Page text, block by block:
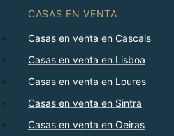
CASAS EN VENTA
Casas en venta en Cascais
Casas en venta en Lisboa
Casas en venta en Loures
Casas en venta en Sintra
Casas en venta en Oeiras